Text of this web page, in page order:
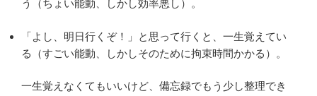
う（ちょい能動、しかし効率悪し）。
「よし、明日行くぞ！」と思って行くと、一生覚えてい
る（すごい能動、しかしそのために拘束時間かかる）。
一生覚えなくてもいいけど、備忘録でもう少し整理でき